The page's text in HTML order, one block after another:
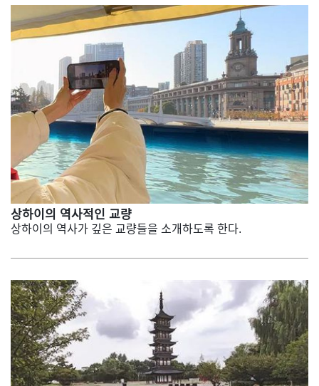
상하이의 역사적인 교량
상하이의 역사가 깊은 교량들을 소개하도록 한다.